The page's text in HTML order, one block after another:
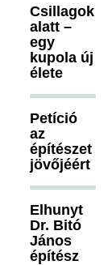
Csillagok
alatt –
egy
kupola új
élete
Petíció
az
építészet
jövőjéért
Elhunyt
Dr. Bitó
János
építész